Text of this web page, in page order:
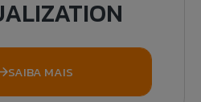
SAIBA MAIS